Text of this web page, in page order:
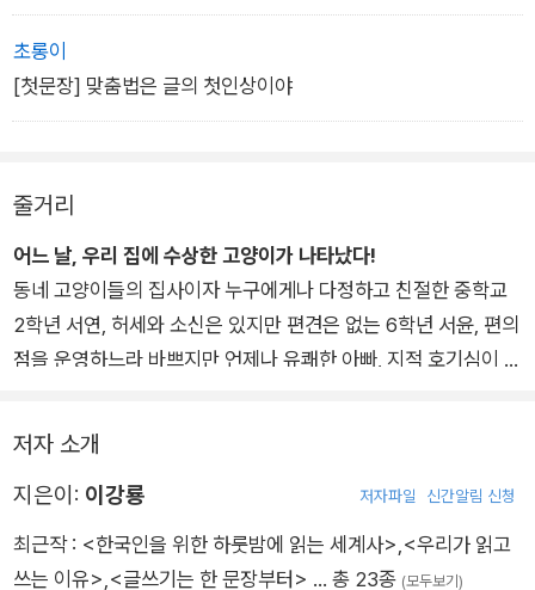
괴로운 시기가 찾아오기도 해요. 그때는 우리가 써 두었던 문장들
이 우리의 흔들리는 마음과 용기를 붙잡아 줄 거예요. (p.005~0
06)
초롱이
[첫문장] 맞춤법은 글의 첫인상이야
줄거리
어느 날, 우리 집에 수상한 고양이가 나타났다!
동네 고양이들의 집사이자 누구에게나 다정하고 친절한 중학교
2학년 서연, 허세와 소신은 있지만 편견은 없는 6학년 서윤, 편의
점을 운영하느라 바쁘지만 언제나 유쾌한 아빠, 지적 호기심이 많
도 어느 신도시에 살고 있다. 비가 많이 오던 어느 날, 서연은 아
파트 1층 화단에 비를 맞으며 쓰러져 있는 고양이를 구조한다. 고
등어 무늬를 가진 평범한 고양이인 줄로만 알았는데, 정신을 차린
고양이가 말을 한다. 말만 잘하는 것이 아니라 국어 실력도 뛰어
나서 가족들이 흔히 틀리는 맞춤법을 교정해 주는가 하면, ‘고 선
저자 소개
지은이: 이강룡 저자파일 신간알림 신청
최근작 : <한국인을 위한 하룻밤에 읽는 세계사>,<우리가 읽고
쓰는 이유>,<글쓰기는 한 문장부터> … 총 23종 (모두보기)